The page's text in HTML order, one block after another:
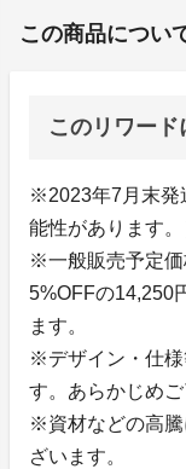
この商品につい
このリワード
※2023年7月末発
能性があります。
※一般販売予定価
5%OFFの14,250
ます。
※デザイン・仕様
す。あらかじめご
※資材などの高騰
ざいます。